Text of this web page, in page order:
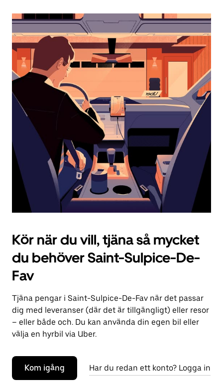
kalendern
välja
ett
datum.
Tryck
på
ESC-
knappen
för
stänga
kalendern.
Kör när du vill, tjäna så mycket
du behöver Saint-Sulpice-De-
Fav
Tjäna pengar i Saint-Sulpice-De-Fav när det passar
dig med leveranser (där det är tillgängligt) eller resor
– eller både och. Du kan använda din egen bil eller
välja en hyrbil via Uber.
Kom igång Har du redan ett konto? Logga in